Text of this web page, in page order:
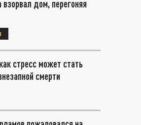
дом, перегоняя
стресс может стать
смерти